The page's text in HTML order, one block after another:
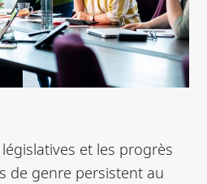
et les progrès
de genre persistent au